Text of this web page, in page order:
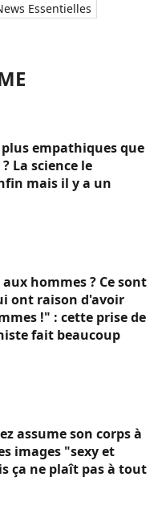
Essentielles
plus empathiques que
La science le
mais il y a un
hommes ? Ce sont
ont raison d'avoir
!" : cette prise de
fait beaucoup
assume son corps à
images "sexy et
ça ne plaît pas à tout